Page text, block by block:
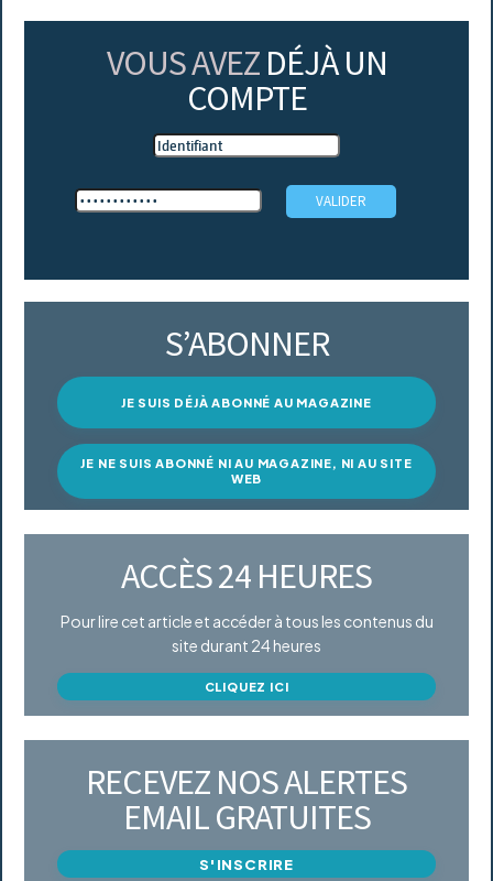
VOUS AVEZ DÉJÀ UN
COMPTE
S’ABONNER
JE SUIS DÉJÀ ABONNÉ AU MAGAZINE
JE NE SUIS ABONNÉ NI AU MAGAZINE, NI AU SITE
WEB
ACCÈS 24 HEURES
Pour lire cet article et accéder à tous les contenus du
site durant 24 heures
CLIQUEZ ICI
RECEVEZ NOS ALERTES
EMAIL GRATUITES
S'INSCRIRE